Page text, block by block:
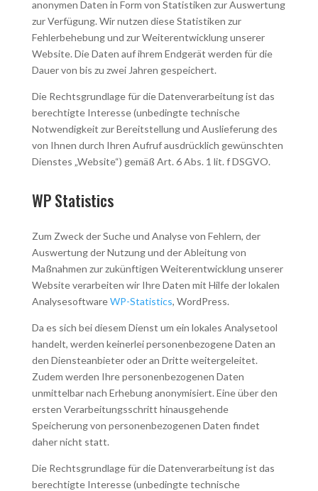
anonymen Daten in Form von Statistiken zur Auswertung
zur Verfügung. Wir nutzen diese Statistiken zur
Fehlerbehebung und zur Weiterentwicklung unserer
Website. Die Daten auf ihrem Endgerät werden für die
Dauer von bis zu zwei Jahren gespeichert.
Die Rechtsgrundlage für die Datenverarbeitung ist das
berechtigte Interesse (unbedingte technische
Notwendigkeit zur Bereitstellung und Auslieferung des
von Ihnen durch Ihren Aufruf ausdrücklich gewünschten
Dienstes „Website“) gemäß Art. 6 Abs. 1 lit. f DSGVO.
WP Statistics
Zum Zweck der Suche und Analyse von Fehlern, der
Auswertung der Nutzung und der Ableitung von
Maßnahmen zur zukünftigen Weiterentwicklung unserer
Website verarbeiten wir Ihre Daten mit Hilfe der lokalen
AnalysesoftwareWP-Statistics, WordPress.
Da es sich bei diesem Dienst um ein lokales Analysetool
handelt, werden keinerlei personenbezogene Daten an
den Diensteanbieter oder an Dritte weitergeleitet.
Zudem werden Ihre personenbezogenen Daten
unmittelbar nach Erhebung anonymisiert. Eine über den
ersten Verarbeitungsschritt hinausgehende
Speicherung von personenbezogenen Daten findet
daher nicht statt.
Die Rechtsgrundlage für die Datenverarbeitung ist das
berechtigte Interesse (unbedingte technische